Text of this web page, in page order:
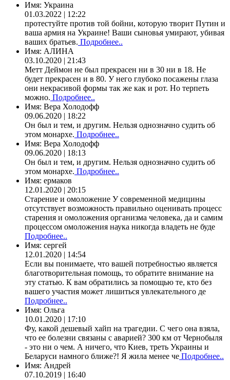
Имя: Украина
01.03.2022 | 12:22
протестуйте против той бойни, которую творит Путин и
ваша армия на Украине! Ваши сыновья умирают, убивая
ваших братьев. Подробнее..
Имя: АЛИНА
03.10.2020 | 21:43
Метт Деймон не был прекрасен ни в 30 ни в 18. Не
будет прекрасен и в 80. У него глубоко посажены глаза
они некрасивой формы так же как и рот. Но терпеть
можно. Подробнее..
Имя: Вера Холодофф
09.06.2020 | 18:22
Он был и тем, и другим. Нельзя однозначно судить об
этом монархе. Подробнее..
Имя: Вера Холодофф
09.06.2020 | 18:13
Он был и тем, и другим. Нельзя однозначно судить об
этом монархе. Подробнее..
Имя: ермаков
12.01.2020 | 20:15
Старение и омоложение У современной медицины
отсутствует возможность правильно оценивать процесс
старения и омоложения организма человека, да и самим
процессом омоложения наука никогда владеть не буде
Подробнее..
Имя: сергей
12.01.2020 | 14:54
Если вы понимаете, что вашей потребностью является
благотворительная помощь, то обратите внимание на
эту статью. К вам обратились за помощью те, кто без
вашего участия может лишиться увлекательного де
Подробнее..
Имя: Ольга
10.01.2020 | 17:10
Фу, какой дешевый хайп на трагедии. С чего она взяла,
что ее болезни связаны с аварией? 300 км от Чернобыля
- это ни о чем. А ничего, что Киев, треть Украины и
Беларуси намного ближе?! Я жила менее че Подробнее..
Имя: Андрей
07.10.2019 | 16:40